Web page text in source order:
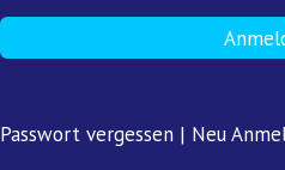
Passwort vergessen | Neu